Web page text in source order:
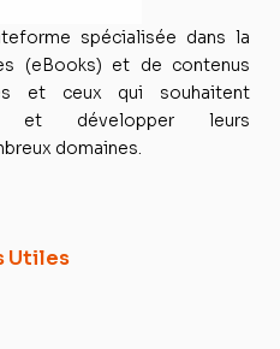
spécialisée dans la
(eBooks) et de contenus
et ceux qui souhaitent
et développer leurs
domaines.
Utiles